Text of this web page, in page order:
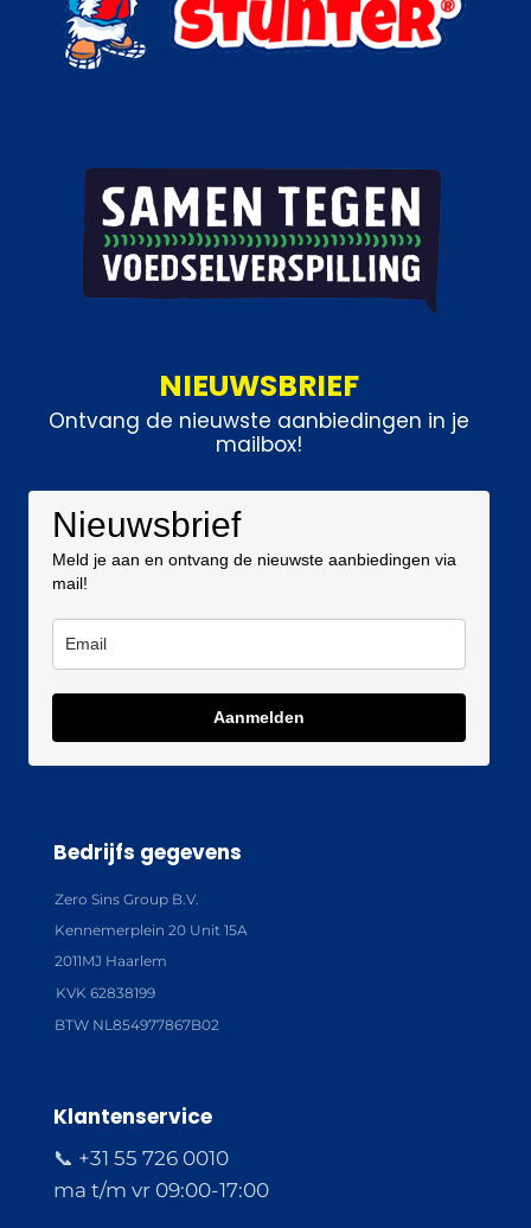
NIEUWSBRIEF
Ontvang de nieuwste aanbiedingen in je
mailbox!
Nieuwsbrief
Meld je aan en ontvang de nieuwste aanbiedingen via
mail!
Aanmelden
Bedrijfs gegevens
Zero Sins Group B.V.
Kennemerplein 20 Unit 15A
2011MJ Haarlem
KVK 62838199
BTW NL854977867B02
Klantenservice
📞 +31 55 726 0010
ma t/m vr 09:00-17:00